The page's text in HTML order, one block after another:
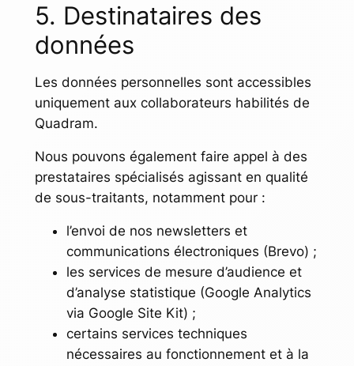
5. Destinataires des
données
Les données personnelles sont accessibles
uniquement aux collaborateurs habilités de
Quadram.
Nous pouvons également faire appel à des
prestataires spécialisés agissant en qualité
de sous-traitants, notamment pour :
l’envoi de nos newsletters et
communications électroniques (Brevo) ;
les services de mesure d’audience et
d’analyse statistique (Google Analytics
via Google Site Kit) ;
certains services techniques
nécessaires au fonctionnement et à la